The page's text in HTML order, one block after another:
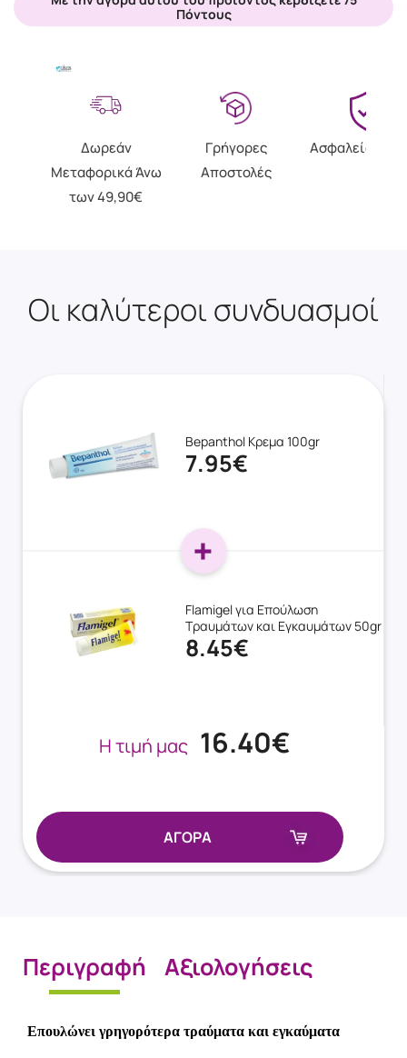
Πόντους
Δωρεάν
Μεταφορικά Άνω
των 49,90€
Γρήγορες
Αποστολές
Ασφαλείς
Οι καλύτεροι συνδυασμοί
Bepanthol Κρεμα 100gr
7.95€
Flamigel για Επούλωση
Τραυμάτων και Εγκαυμάτων 50gr
8.45€
Η τιμή μας 16.40€
ΑΓΟΡΑ
Περιγραφή Αξιολογήσεις
Επουλώνει γρηγορότερα τραύματα και εγκαύματα